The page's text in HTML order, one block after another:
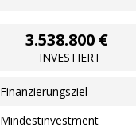
3.538.800 €
INVESTIERT
Finanzierungsziel
Mindestinvestment